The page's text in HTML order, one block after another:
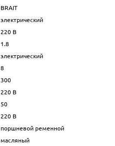
BRAIT
электрический
220 В
1.8
электрический
8
300
220 В
50
220 В
поршневой ременной
масляный